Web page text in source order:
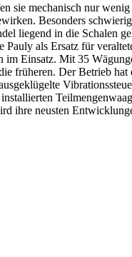
sie mechanisch nur
Besonders
liegend in die Schalen
Pauly als Ersatz für
im Einsatz. Mit 35
früheren. Der Betrieb hat
ihre neusten